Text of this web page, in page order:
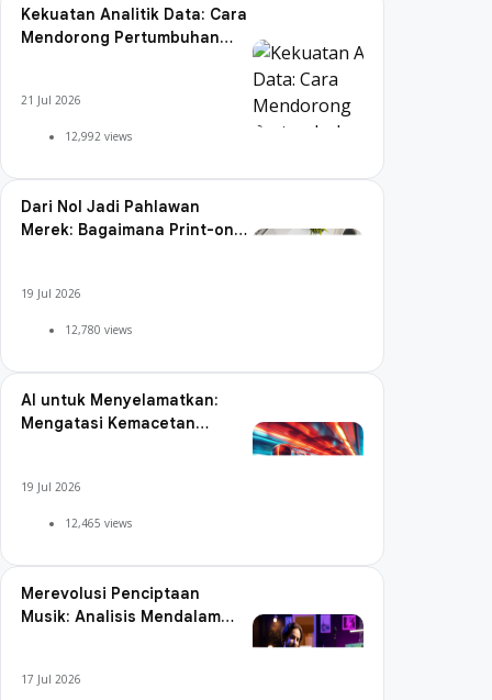
Kekuatan Analitik Data: Cara
Mendorong Pertumbuhan
21 Jul 2026
12,992 views
Dari Nol Jadi Pahlawan
Merek: Bagaimana Print-on-
19 Jul 2026
12,780 views
AI untuk Menyelamatkan:
Mengatasi Kemacetan
19 Jul 2026
12,465 views
Merevolusi Penciptaan
Musik: Analisis Mendalam
17 Jul 2026